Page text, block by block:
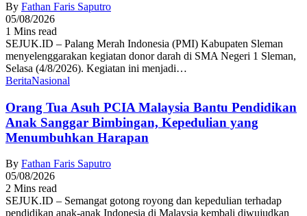
By Fathan Faris Saputro
05/08/2026
1 Mins read
SEJUK.ID – Palang Merah Indonesia (PMI) Kabupaten Sleman
menyelenggarakan kegiatan donor darah di SMA Negeri 1 Sleman,
Selasa (4/8/2026). Kegiatan ini menjadi…
BeritaNasional
Orang Tua Asuh PCIA Malaysia Bantu Pendidikan
Anak Sanggar Bimbingan, Kepedulian yang
Menumbuhkan Harapan
By Fathan Faris Saputro
05/08/2026
2 Mins read
SEJUK.ID – Semangat gotong royong dan kepedulian terhadap
pendidikan anak-anak Indonesia di Malaysia kembali diwujudkan